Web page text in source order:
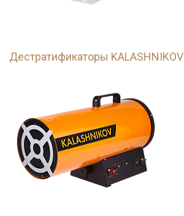
Дестратификаторы KALASHNIKOV